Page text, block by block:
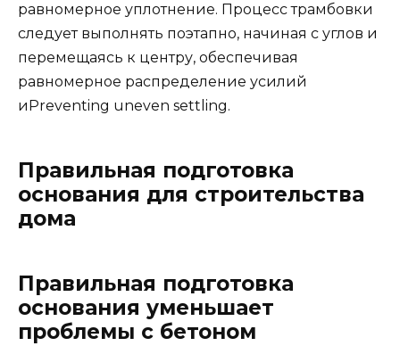
равномерное уплотнение. Процесс трамбовки
следует выполнять поэтапно, начиная с углов и
перемещаясь к центру, обеспечивая
равномерное распределение усилий
иPreventing uneven settling.
Правильная подготовка
основания для строительства
дома
Правильная подготовка
основания уменьшает
проблемы с бетоном